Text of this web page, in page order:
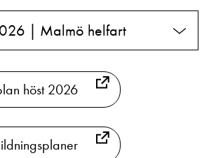
| Malmö helfart
höst 2026